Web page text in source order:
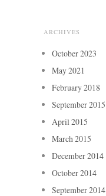
ARCHIVES
October 2023
May 2021
February 2018
September 2015
April 2015
March 2015
December 2014
October 2014
September 2014